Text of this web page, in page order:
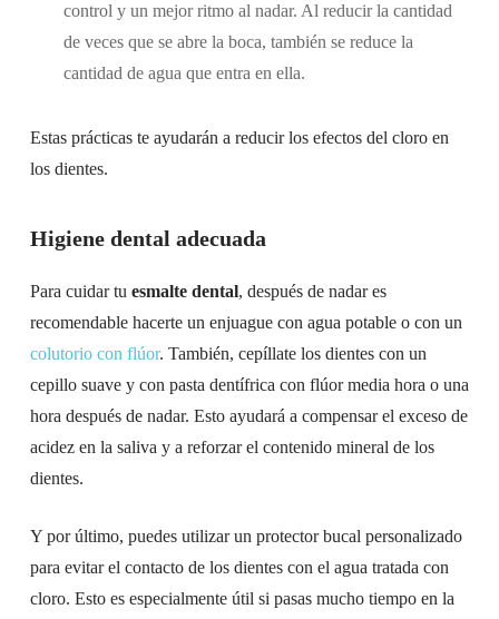
control y un mejor ritmo al nadar. Al reducir la cantidad
de veces que se abre la boca, también se reduce la
cantidad de agua que entra en ella.
Estas prácticas te ayudarán a reducir los efectos del cloro en
los dientes.
Higiene dental adecuada
Para cuidar tu esmalte dental, después de nadar es
recomendable hacerte un enjuague con agua potable o con un
colutorio con flúor. También, cepíllate los dientes con un
cepillo suave y con pasta dentífrica con flúor media hora o una
hora después de nadar. Esto ayudará a compensar el exceso de
acidez en la saliva y a reforzar el contenido mineral de los
dientes.
Y por último, puedes utilizar un protector bucal personalizado
para evitar el contacto de los dientes con el agua tratada con
cloro. Esto es especialmente útil si pasas mucho tiempo en la